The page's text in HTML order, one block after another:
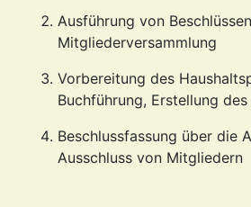
Ausführung von
Mitgliederversammlung
Vorbereitung des
Buchführung, Erstellung
Beschlussfassung über die
Ausschluss von Mitgliedern